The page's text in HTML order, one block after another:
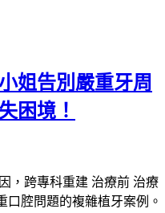
姐告別嚴重牙周
困境！
，跨專科重建 治療前 治療
口腔問題的複雜植牙案例。